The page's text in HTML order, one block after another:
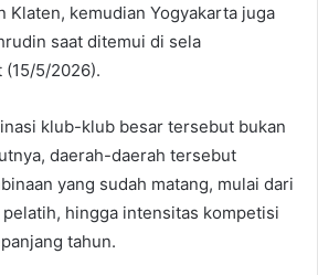
Klaten, kemudian Yogyakarta juga
saat ditemui di sela
(15/5/2026).
klub-klub besar tersebut bukan
daerah-daerah tersebut
yang sudah matang, mulai dari
hingga intensitas kompetisi
tahun.